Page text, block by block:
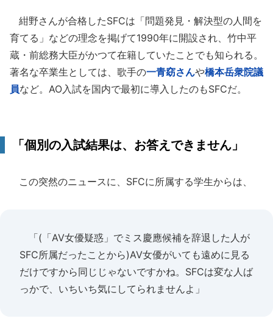
紺野さんが合格したSFCは「問題発見・解決型の人間を
育てる」などの理念を掲げて1990年に開設され、竹中平
蔵・前総務大臣がかつて在籍していたことでも知られる。
著名な卒業生としては、歌手の一青窈さんや橋本岳衆院議
員など。AO入試を国内で最初に導入したのもSFCだ。
「個別の入試結果は、お答えできません」
この突然のニュースに、SFCに所属する学生からは、
「(「AV女優疑惑」でミス慶應候補を辞退した人が
SFC所属だったことから)AV女優がいても遠めに見る
だけですから同じじゃないですかね。SFCは変な人ば
っかで、いちいち気にしてられませんよ」